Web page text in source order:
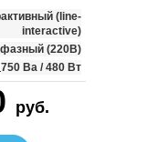
(line-
interactive)
(220В)
750 Ва / 480 Вт
руб.